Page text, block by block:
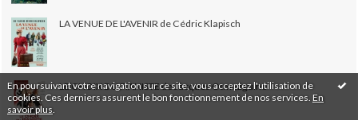
En poursuivant votre navigation sur ce site, vous acceptez l'utilisation de
cookies. Ces derniers assurent le bon fonctionnement de nos services. En
savoir plus
LA VENUE DE L'AVENIR de Cédric Klapisch
LE CHOIX DU PIANISTE de Jacques Otmezguine